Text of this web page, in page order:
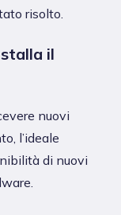
risolto.
il
nuovi
l’ideale
di nuovi